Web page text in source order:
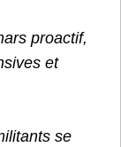
proactif,
et
se